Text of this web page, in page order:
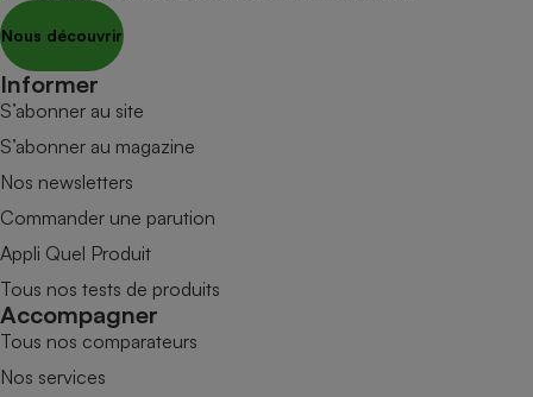
Nous découvrir
Informer
S’abonner au site
S’abonner au magazine
Nos newsletters
Commander une parution
Appli Quel Produit
Tous nos tests de produits
Accompagner
Tous nos comparateurs
Nos services